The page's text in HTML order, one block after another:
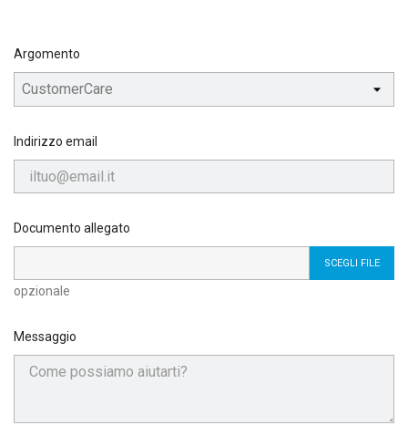
Argomento
Indirizzo email
Documento allegato
SCEGLI FILE
opzionale
Messaggio